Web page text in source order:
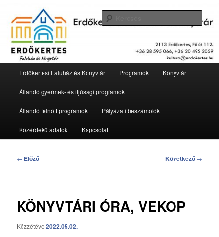
elsődleges
tartalomraErdőkertesi Faluház és Könyvtár
Erdőkertesi Faluház és Könyvtár Programok Könyvtár
Állandó gyermek- és ifjúsági programok
Állandó felnőtt programok Pályázati beszámolók
Közérdekű adatok Kapcsolat
Bejegyzés
← Előző Következő →
KÖNYVTÁRI ÓRA, VEKOP
Közzétéve2022.05.02.